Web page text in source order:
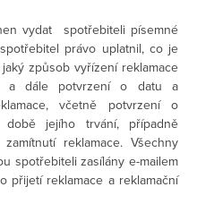
vydat spotřebiteli písemné
právo uplatnil, co je
způsob vyřízení reklamace
a dále potvrzení o datu a
včetně potvrzení o
jejího trvání, případně
reklamace. Všechny
spotřebiteli zasílány e-mailem
přijetí reklamace a reklamační